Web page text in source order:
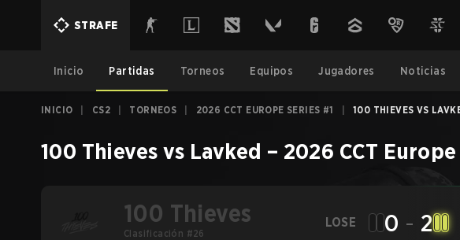
STRAFE
Inicio Partidas Torneos Equipos Jugadores Noticias
INICIO CS2 TORNEOS 2026 CCT EUROPE SERIES #1 100 THIEVES VS
100 Thieves vs Lavked – 2026 CCT
100 Thieves
Clasificación #26
LOSE 0 - 2